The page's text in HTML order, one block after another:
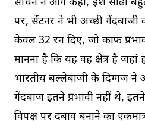
पर, सेंटनर ने भी अच्छी गेंदबाजी
केवल 32 रन दिए, जो काफी
मानना ​​है कि यह वह क्षेत्र है जहां
भारतीय बल्लेबाजी के दिग्गज ने
गेंदबाज इतने प्रभावी नहीं थे,
विपक्ष पर दबाव बनाने का